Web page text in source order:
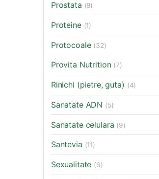
Prostata (8)
Proteine (1)
Protocoale (32)
Provita Nutrition (7)
Rinichi (pietre, guta) (4)
Sanatate ADN (5)
Sanatate celulara (9)
Santevia (11)
Sexualitate (6)